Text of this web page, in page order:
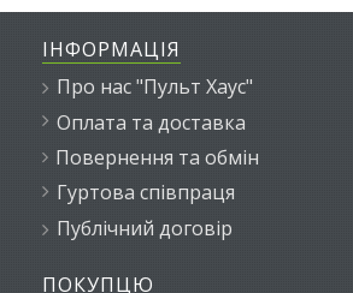
ІНФОРМАЦІЯ
Про нас "Пульт Хаус"
Оплата та доставка
Повернення та обмін
Гуртова співпраця
Публічний договір
ПОКУПЦЮ